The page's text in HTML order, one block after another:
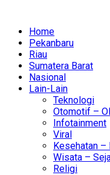
Home
Pekanbaru
Riau
Sumatera Barat
Nasional
Lain-Lain
Teknologi
Otomotif –
Infotainment
Viral
Kesehatan –
Wisata –
Religi